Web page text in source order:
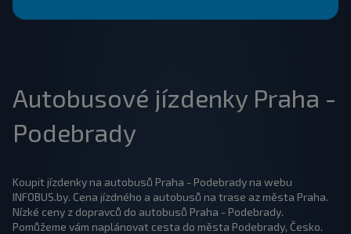
Autobusové jízdenky Praha -
Podebrady
Koupit jízdenky na autobusů Praha - Podebrady na webu
INFOBUS.by. Cena jízdného a autobusů na trase az města Praha.
Nízké ceny z dopravců do autobusů Praha - Podebrady.
Pomůžeme vám naplánovat cesta do města Podebrady, Česko.